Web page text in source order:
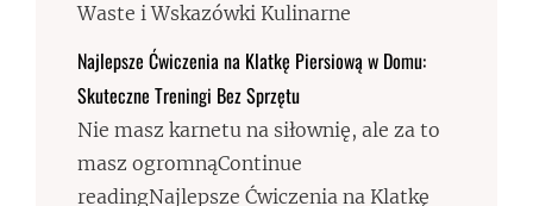
Waste i Wskazówki Kulinarne
Najlepsze Ćwiczenia na Klatkę Piersiową w Domu:
Skuteczne Treningi Bez Sprzętu
Nie masz karnetu na siłownię, ale za to
masz ogromnąContinue
readingNajlepsze Ćwiczenia na Klatkę